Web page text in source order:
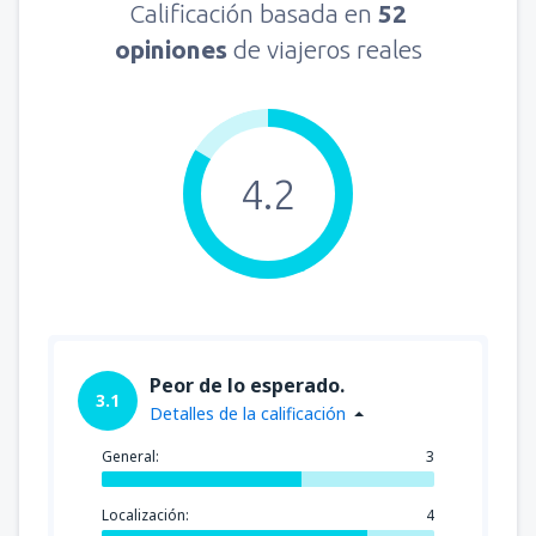
desdeLa Serena, La Florida (LSC)
Castro, Mocopulli (MHC)
38015 CLP
Balmaceda, Teniente Vidal
DESDE 43295 CLP
desde
53854
Calificación basada en 52
opiniones de viajeros reales
4.2
3.1
Peor de lo esperado.
Detalles de la calificación
General: 3
Localización: 4